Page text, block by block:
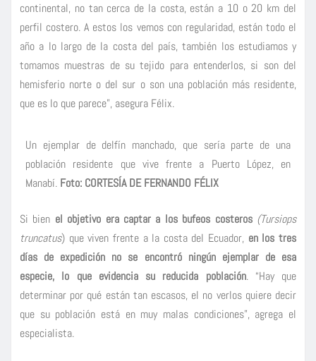
continental, no tan cerca de la costa, están a 10 o 20 km del
perfil costero. A estos los vemos con regularidad, están todo el
año a lo largo de la costa del país, también los estudiamos y
tomamos muestras de su tejido para entenderlos, si son del
hemisferio norte o del sur o son una población más residente,
que es lo que parece”, asegura Félix.
Un ejemplar de delfín manchado, que sería parte de una
población residente que vive frente a Puerto López, en
Manabí. Foto: CORTESÍA DE FERNANDO FÉLIX
Si bien el objetivo era captar a los bufeos costeros (Tursiops
truncatus) que viven frente a la costa del Ecuador, en los tres
días de expedición no se encontró ningún ejemplar de esa
especie, lo que evidencia su reducida población. “Hay que
determinar por qué están tan escasos, el no verlos quiere decir
que su población está en muy malas condiciones”, agrega el
especialista.